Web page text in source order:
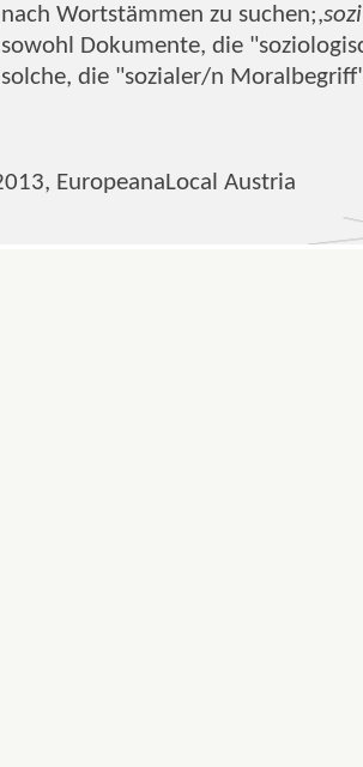
nach Wortstämmen zu suchen;,
sowohl Dokumente, die
solche, die "sozialer/n
EuropeanaLocal Austria